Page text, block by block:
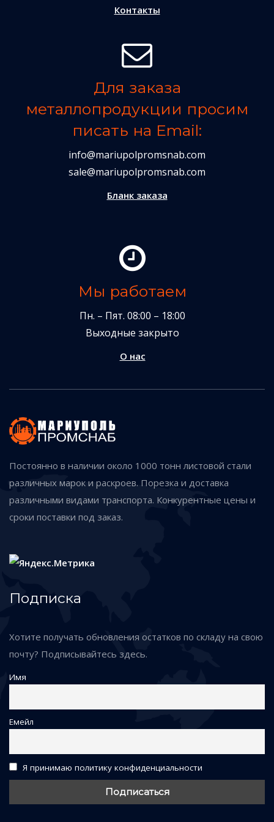
Контакты
Для заказа
металлопродукции просим
писать на Email:
info@mariupolpromsnab.com
sale@mariupolpromsnab.com
Бланк заказа
Мы работаем
Пн. – Пят. 08:00 – 18:00
Выходные закрыто
О нас
Постоянно в наличии около 1000 тонн листовой стали
различных марок и раскроев. Порезка и доставка
различными видами транспорта. Конкурентные цены и
сроки поставки под заказ.
Подписка
Хотите получать обновления остатков по складу на свою
почту? Подписывайтесь здесь.
Имя
Емейл
Я принимаю политику конфиденциальности